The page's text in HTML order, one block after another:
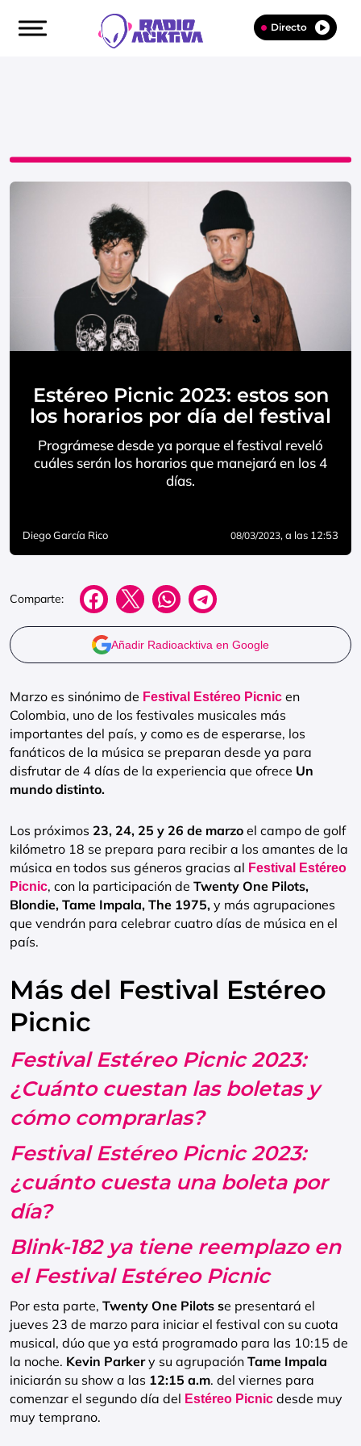
Directo
Estéreo Picnic 2023: estos son
los horarios por día del festival
Prográmese desde ya porque el festival reveló
cuáles serán los horarios que manejará en los 4
días.
Diego García Rico 08/03/2023, a las 12:53
Comparte:
Añadir Radioacktiva en Google
Marzo es sinónimo de Festival Estéreo Picnic en
Colombia, uno de los festivales musicales más
importantes del país, y como es de esperarse, los
fanáticos de la música se preparan desde ya para
disfrutar de 4 días de la experiencia que ofrece Un
mundo distinto.
Los próximos 23, 24, 25 y 26 de marzo el campo de golf
kilómetro 18 se prepara para recibir a los amantes de la
música en todos sus géneros gracias al Festival Estéreo
Picnic, con la participación de Twenty One Pilots,
Blondie, Tame Impala, The 1975, y más agrupaciones
que vendrán para celebrar cuatro días de música en el
país.
Más del Festival Estéreo
Picnic
Festival Estéreo Picnic 2023:
¿Cuánto cuestan las boletas y
cómo comprarlas?
Festival Estéreo Picnic 2023:
¿cuánto cuesta una boleta por
día?
Blink-182 ya tiene reemplazo en
el Festival Estéreo Picnic
Por esta parte, Twenty One Pilots se presentará el
jueves 23 de marzo para iniciar el festival con su cuota
musical, dúo que ya está programado para las 10:15 de
la noche. Kevin Parkery su agrupación Tame Impala
iniciarán su show a las 12:15 a.m. del viernes para
comenzar el segundo día del Estéreo Picnic desde muy
muy temprano.